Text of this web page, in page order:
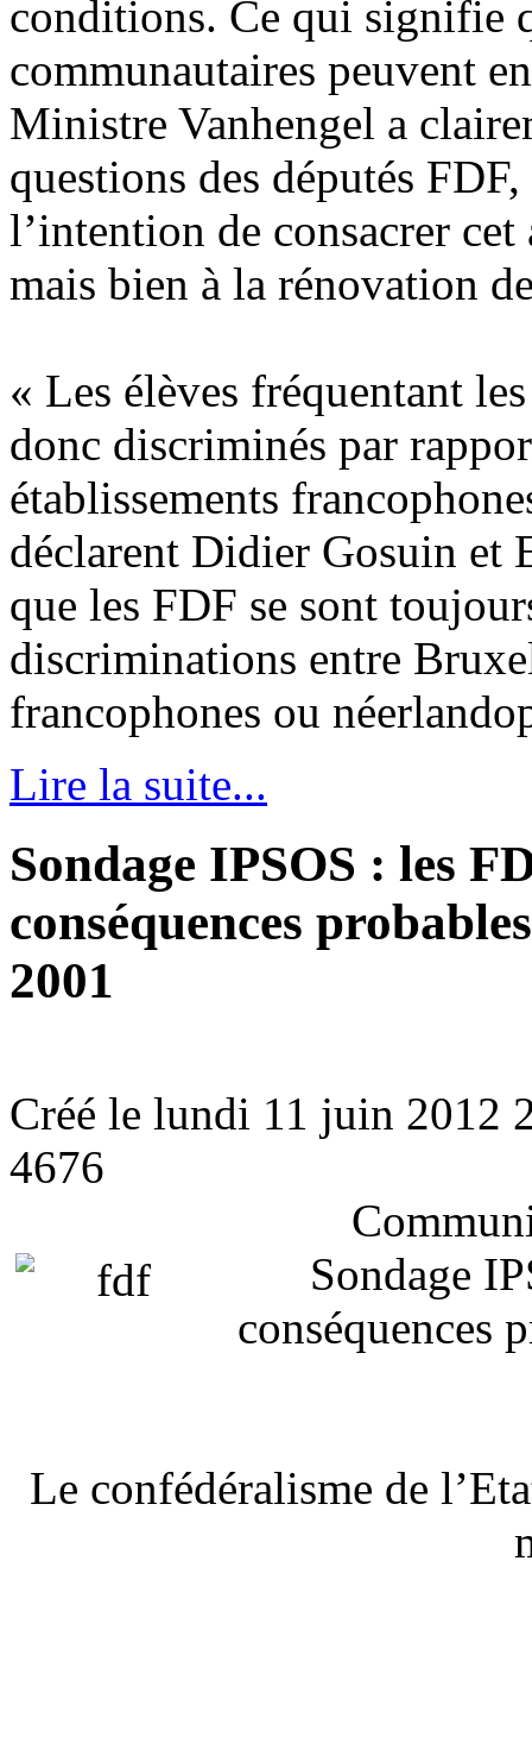
conditions. Ce qui signifie
communautaires peuvent
Ministre Vanhengel a
questions des députés
l’intention de consacrer
mais bien à la rénovation
« Les élèves fréquentant
donc discriminés par
établissements
déclarent Didier Gosuin et
que les FDF se sont
discriminations entre
francophones ou
Lire la suite...
Sondage IPSOS : les
conséquences
2001
Créé le lundi 11 juin 2012
4676
Sondage
conséquences
Le confédéralisme de